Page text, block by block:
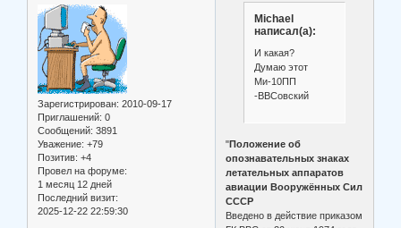
Зарегистрирован: 2010-09-17
Приглашений: 0
Сообщений: 3891
Уважение: +79
Позитив: +4
Провел на форуме:
1 месяц 12 дней
Последний визит:
2025-12-22 22:59:30
Michael
написал(а):
И какая?
Думаю этот
Ми-10ПП
-ВВСовский
"Положение об
опознавательных знаках
летательных аппаратов
авиации Вооружённых Сил
СССР
Введено в действие приказом